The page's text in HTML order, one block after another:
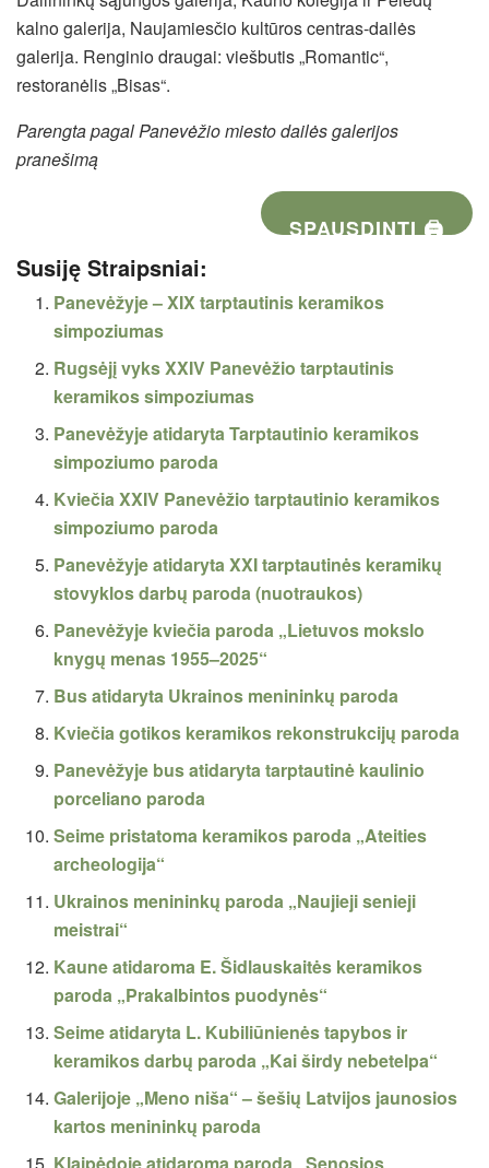
kalno galerija, Naujamiesčio kultūros centras-dailės
galerija. Renginio draugai: viešbutis „Romantic“,
restoranėlis „Bisas“.
Parengta pagal Panevėžio miesto dailės galerijos
pranešimą
SPAUSDINTI 🖨
Susiję Straipsniai:
Panevėžyje – XIX tarptautinis keramikos
simpoziumas
Rugsėjį vyks XXIV Panevėžio tarptautinis
keramikos simpoziumas
Panevėžyje atidaryta Tarptautinio keramikos
simpoziumo paroda
Kviečia XXIV Panevėžio tarptautinio keramikos
simpoziumo paroda
Panevėžyje atidaryta XXI tarptautinės keramikų
stovyklos darbų paroda (nuotraukos)
Panevėžyje kviečia paroda „Lietuvos mokslo
knygų menas 1955–2025“
Bus atidaryta Ukrainos menininkų paroda
Kviečia gotikos keramikos rekonstrukcijų paroda
Panevėžyje bus atidaryta tarptautinė kaulinio
porceliano paroda
Seime pristatoma keramikos paroda „Ateities
archeologija“
Ukrainos menininkų paroda „Naujieji senieji
meistrai“
Kaune atidaroma E. Šidlauskaitės keramikos
paroda „Prakalbintos puodynės“
Seime atidaryta L. Kubiliūnienės tapybos ir
keramikos darbų paroda „Kai širdy nebetelpa“
Galerijoje „Meno niša“ – šešių Latvijos jaunosios
kartos menininkų paroda